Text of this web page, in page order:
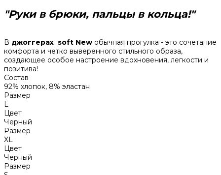
"Руки в брюки, пальцы в кольца!"
В джоггерах soft New обычная прогулка - это сочетание
комфорта и четко выверенного стильного образа,
создающее особое настроение вдохновения, легкости и
позитива!
Состав
92% хлопок, 8% эластан
Размер
L
Цвет
Черный
Размер
XL
Цвет
Черный
Размер